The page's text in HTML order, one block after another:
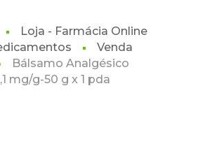
Loja - Farmácia Online
Venda
Bálsamo Analgésico
mg/g-50 g x 1 pda